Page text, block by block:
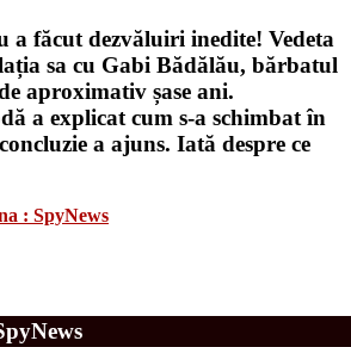
a făcut dezvăluiri inedite! Vedeta
sa cu Gabi Bădălău, bărbatul
aproximativ șase ani.
a explicat cum s-a schimbat în
a ajuns. Iată despre ce
: SpyNews